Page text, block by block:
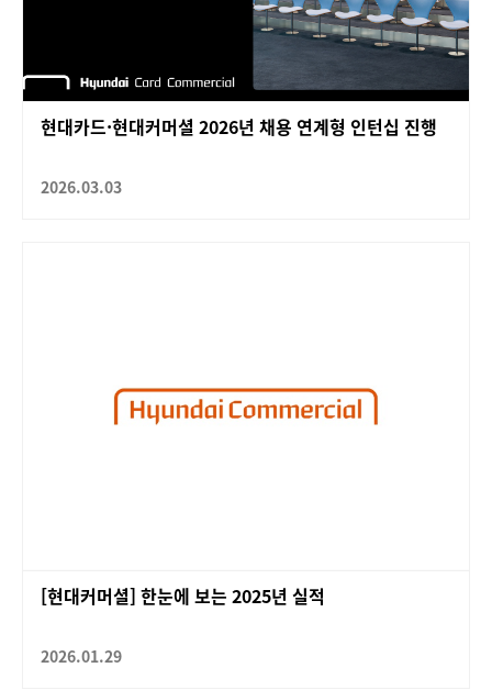
현대카드·현대커머셜 2026년 채용 연계형 인턴십 진행
2026.03.03
[현대커머셜] 한눈에 보는 2025년 실적
2026.01.29